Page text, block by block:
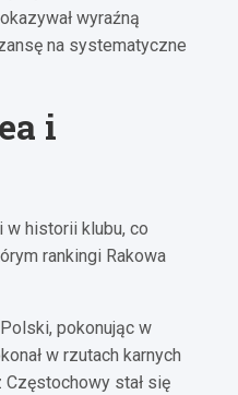
wyraźną
na systematyczne
i
historii klubu, co
rankingi Rakowa
pokonując w
w rzutach karnych
stał się